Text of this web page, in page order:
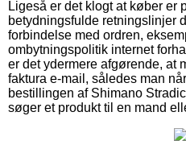
Ligeså er det klogt at køber er
betydningsfulde retningslinjer
forbindelse med ordren,
ombytningspolitik internet
er det ydermere afgørende, at
faktura e-mail, således man
bestillingen af Shimano
søger et produkt til en mand